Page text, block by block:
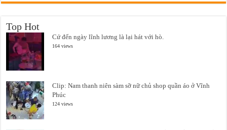
Top Hot
Cứ đến ngày lĩnh lương là lại hát với hò.
164 views
Clip: Nam thanh niên sàm sỡ nữ chủ shop quần áo ở Vĩnh
Phúc
124 views